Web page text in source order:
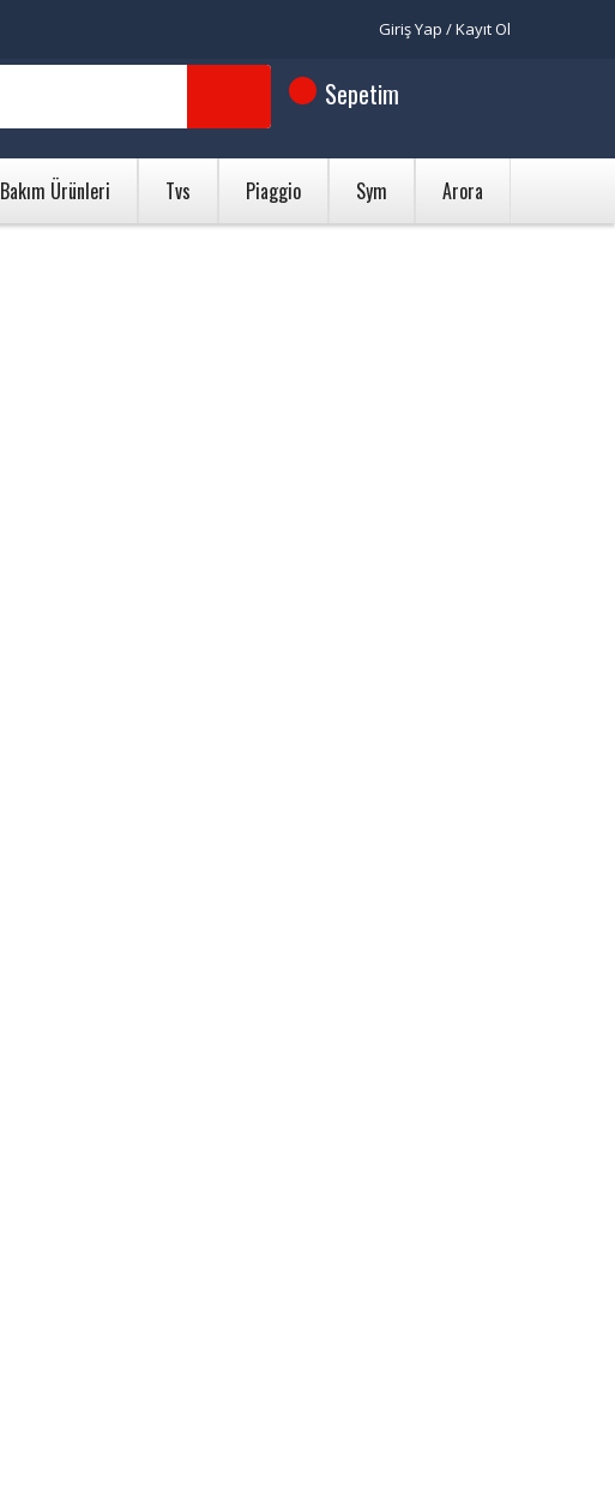
Giriş Yap / Kayıt Ol
Sepetim
Bakım Ürünleri Tvs Piaggio Sym Arora